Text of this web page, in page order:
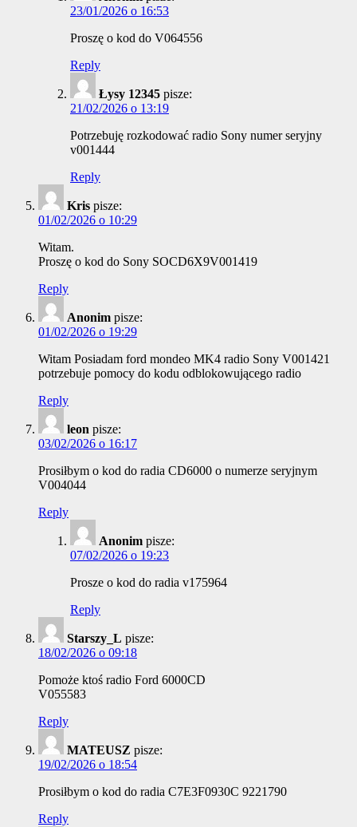
23/01/2026 o 16:53
Proszę o kod do V064556
Reply
Łysy 12345 pisze:
21/02/2026 o 13:19
Potrzebuję rozkodować radio Sony numer seryjny
v001444
Reply
Kris pisze:
01/02/2026 o 10:29
Witam.
Proszę o kod do Sony SOCD6X9V001419
Reply
Anonim pisze:
01/02/2026 o 19:29
Witam Posiadam ford mondeo MK4 radio Sony V001421
potrzebuje pomocy do kodu odblokowującego radio
Reply
leon pisze:
03/02/2026 o 16:17
Prosiłbym o kod do radia CD6000 o numerze seryjnym
V004044
Reply
Anonim pisze:
07/02/2026 o 19:23
Prosze o kod do radia v175964
Reply
Starszy_L pisze:
18/02/2026 o 09:18
Pomoże ktoś radio Ford 6000CD
V055583
Reply
MATEUSZ pisze:
19/02/2026 o 18:54
Prosiłbym o kod do radia C7E3F0930C 9221790
Reply